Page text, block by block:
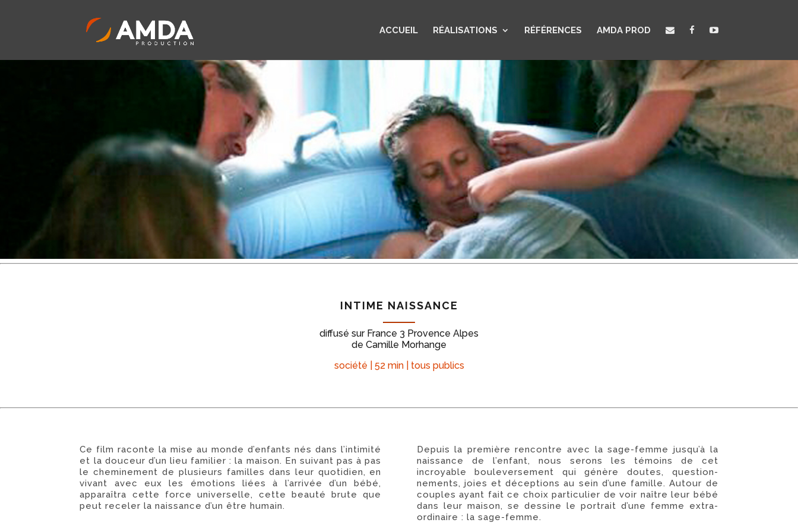
ACCUEIL RÉALISATIONS RÉFÉRENCES AMDA PROD
INTIME NAISSANCE
diffusé sur France 3 Provence Alpes
de Camille Morhange
société | 52 min | tous publics
Ce film raconte la mise au monde d’enfants nés dans l’intimité
et la douceur d’un lieu familier : la maison. En suivant pas à pas
le cheminement de plusieurs familles dans leur quotidien, en
vivant avec eux les émotions liées à l’arrivée d’un bébé,
apparaîtra cette force universelle, cette beauté brute que
peut receler la naissance d’un être humain.
Depuis la première rencontre avec la sage-femme jusqu’à la
naissance de l’enfant, nous serons les témoins de cet
incroyable bouleversement qui génère doutes, question-
nements, joies et déceptions au sein d’une famille. Autour de
couples ayant fait ce choix particulier de voir naître leur bébé
dans leur maison, se dessine le portrait d’une femme extra-
ordinaire : la sage-femme.